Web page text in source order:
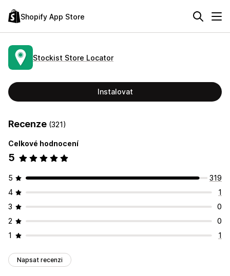
Shopify App Store
Stockist Store Locator
Instalovat
Recenze (321)
Celkové hodnocení
5
5
319
4
1
3
0
2
0
1
1
Napsat recenzi